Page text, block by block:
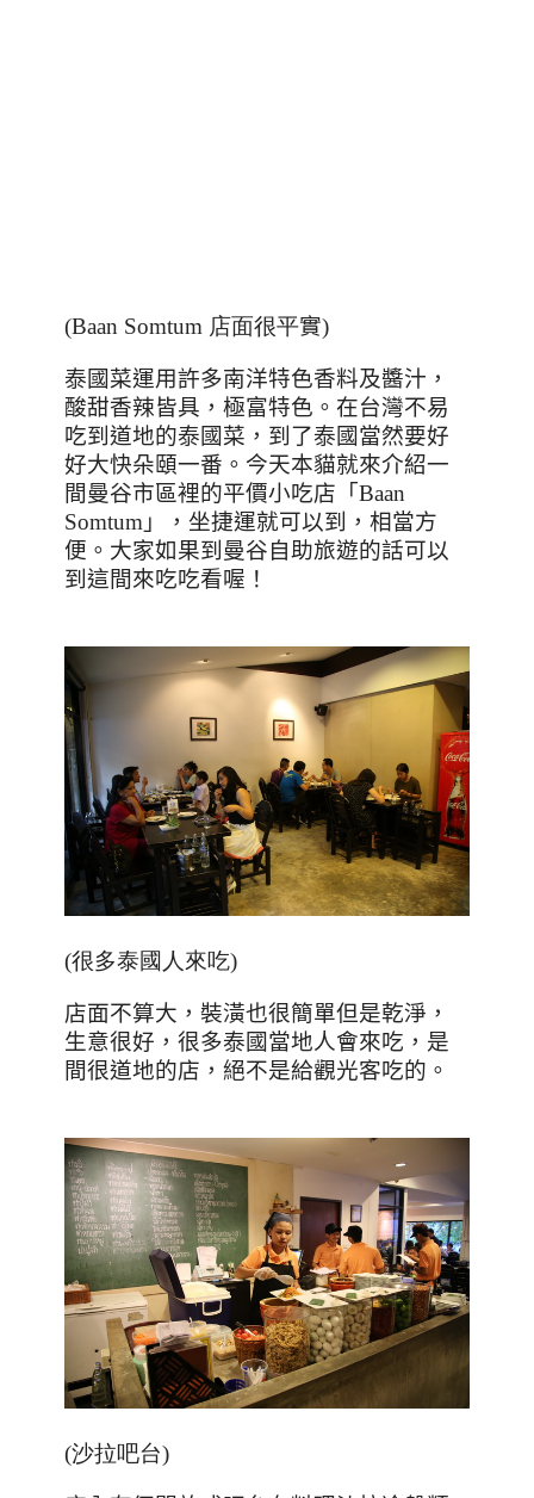
(Baan Somtum 店面很平實)
泰國菜運用許多南洋特色香料及醬汁，
酸甜香辣皆具，極富特色。在台灣不易
吃到道地的泰國菜，到了泰國當然要好
好大快朵頤一番。今天本貓就來介紹一
間曼谷市區裡的平價小吃店「Baan
Somtum 」，坐捷運就可以到，相當方
便。大家如果到曼谷自助旅遊的話可以
到這間來吃吃看喔！
(很多泰國人來吃)
店面不算大，裝潢也很簡單但是乾淨，
生意很好，很多泰國當地人會來吃，是
間很道地的店，絕不是給觀光客吃的。
(沙拉吧台)